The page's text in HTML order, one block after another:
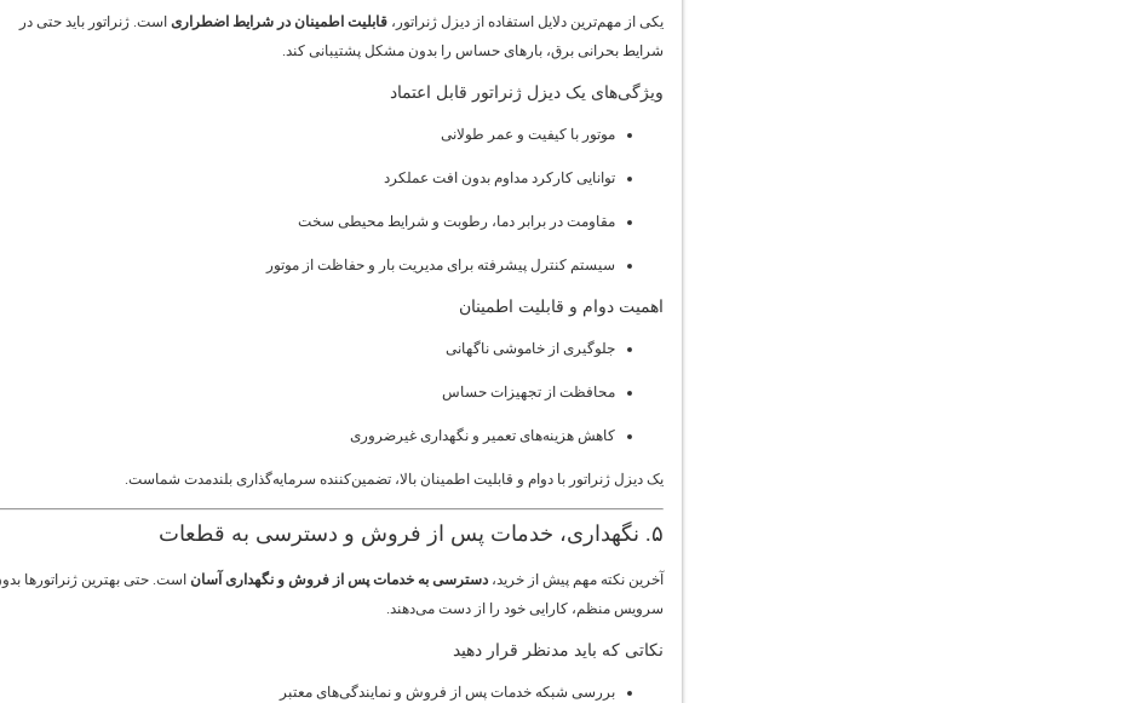
یکی از مهم‌ترین دلایل استفاده از دیزل ژنراتور،قابلیت اطمینان در شرایط اضطراری است. ژنراتور باید حتی در
شرایط بحرانی برق، بارهای حساس را بدون مشکل پشتیبانی کند.
ویژگی‌های یک دیزل ژنراتور قابل اعتماد
موتور با کیفیت و عمر طولانی
توانایی کارکرد مداوم بدون افت عملکرد
مقاومت در برابر دما، رطوبت و شرایط محیطی سخت
سیستم کنترل پیشرفته برای مدیریت بار و حفاظت از موتور
اهمیت دوام و قابلیت اطمینان
جلوگیری از خاموشی ناگهانی
محافظت از تجهیزات حساس
کاهش هزینه‌های تعمیر و نگهداری غیرضروری
یک دیزل ژنراتور با دوام و قابلیت اطمینان بالا، تضمین‌کننده سرمایه‌گذاری بلندمدت شماست.
۵. نگهداری، خدمات پس از فروش و دسترسی به قطعات
آخرین نکته مهم پیش از خرید،دسترسی به خدمات پس از فروش و نگهداری آسان است. حتی بهترین ژنراتورها
سرویس منظم، کارایی خود را از دست می‌دهند.
نکاتی که باید مدنظر قرار دهید
بررسی شبکه خدمات پس از فروش و نمایندگی‌های معتبر